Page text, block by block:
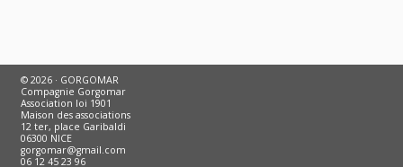
© 2026 · GORGOMAR
Compagnie Gorgomar
Association loi 1901
Maison des associations
12 ter, place Garibaldi
06300 NICE
gorgomar@gmail.com
06 12 45 23 96